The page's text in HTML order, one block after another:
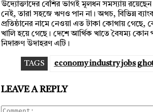
উদ্যোক্তাদের বেশির ভাগই মূলধন সমস্যায়
নেই, তারা সহজে ঋণও পান না। অথচ, বিভিন্ন
প্রতিষ্ঠানের নামে নেওয়া এত টাকা কোথায় গেছে,
খালি হয়ে গেছে। দেশে আর্থিক খাতে বৈষম্য কোন
নিদারুণ উদাহরণ এটি।
TAGS economy industry jobs
LEAVE A REPLY